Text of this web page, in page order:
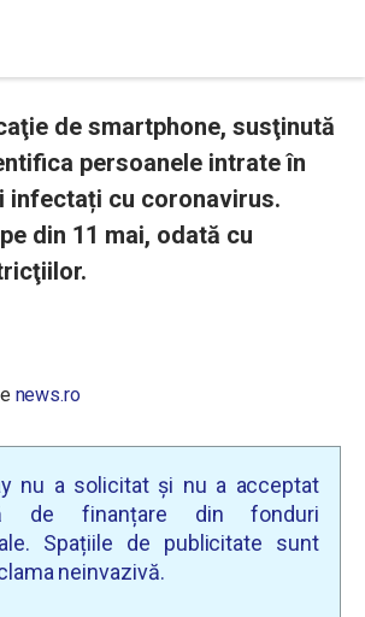
de smartphone, susţinută
persoanele intrate în
infectați cu coronavirus.
din 11 mai, odată cu
news.ro
nu a solicitat și nu a acceptat
de finanțare din fonduri
Spațiile de publicitate sunt
neinvazivă.